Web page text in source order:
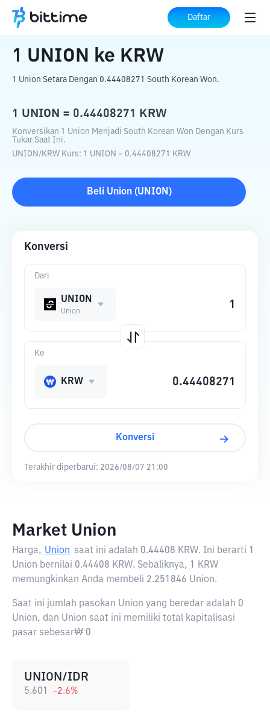
Daftar
Beranda Konverter Kripto UNION KRW
1 UNION ke KRW
1 Union Setara Dengan 0.44408271 South Korean Won.
1 UNION = 0.44408271 KRW
Konversikan 1 Union Menjadi South Korean Won Dengan Kurs
Tukar Saat Ini.
UNION/KRW Kurs: 1 UNION = 0.44408271 KRW
Beli Union(UNION )
Konversi
Dari
UNION
Union
Ke
KRW
Konversi
Terakhir diperbarui: 2026/08/07 21:00
Market Union
Harga, Union saat ini adalah 0.44408 KRW. Ini berarti 1
Union bernilai 0.44408 KRW. Sebaliknya, 1 KRW
memungkinkan Anda membeli 2.251846 Union.
Saat ini jumlah pasokan Union yang beredar adalah 0
Union, dan Union saat ini memiliki total kapitalisasi
pasar sebesar₩ 0
UNION/IDR
5.601 -2.6%